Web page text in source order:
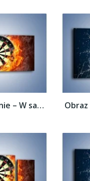
Obraz na płótnie – W sam środek tarczy –...